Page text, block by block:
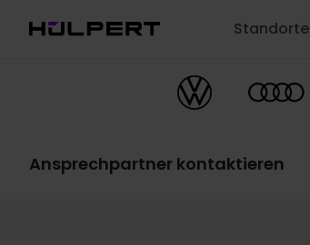
Standorte
Ansprechpartner kontaktieren